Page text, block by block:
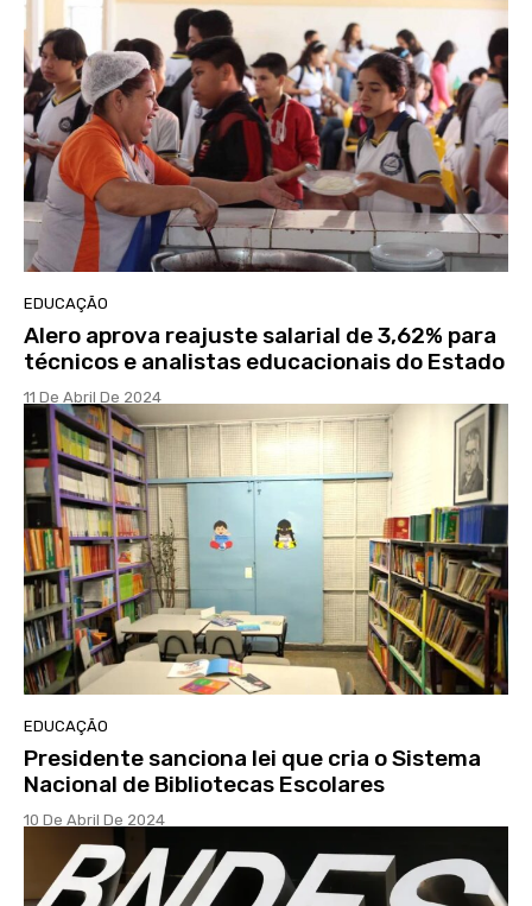
EDUCAÇÃO
Alero aprova reajuste salarial de 3,62% para
técnicos e analistas educacionais do Estado
11 De Abril De 2024
EDUCAÇÃO
Presidente sanciona lei que cria o Sistema
Nacional de Bibliotecas Escolares
10 De Abril De 2024